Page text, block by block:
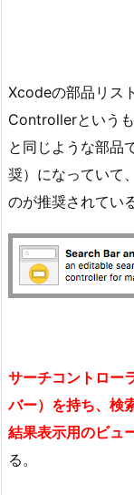
Xcodeの部品リス
Controllerという
と同じような部品
奨）になっていて
のが推奨されている
サーチコントロー
バー）を持ち、検
結果表示用のビュ
る。